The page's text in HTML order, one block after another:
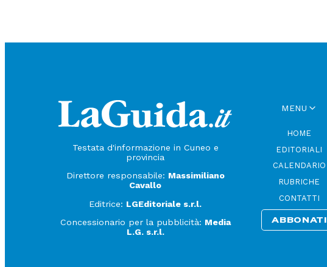
Testata d'informazione in Cuneo e
provincia
Direttore responsabile: Massimiliano
Cavallo
Editrice: LGEditoriale s.r.l.
Concessionario per la pubblicità: Media
L.G. s.r.l.
MENU
HOME
EDITORIALI
CALENDARIO
RUBRICHE
CONTATTI
ABBONATI